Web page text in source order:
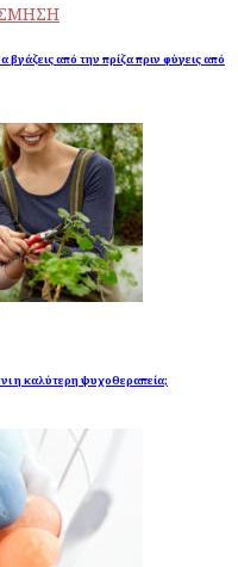
βγάζεις από την πρίζα πριν φύγεις από
η καλύτερη ψυχοθεραπεία;